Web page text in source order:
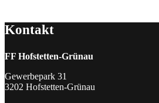
Kontakt
FF Hofstetten-Grünau
Gewerbepark 31
3202 Hofstetten-Grünau